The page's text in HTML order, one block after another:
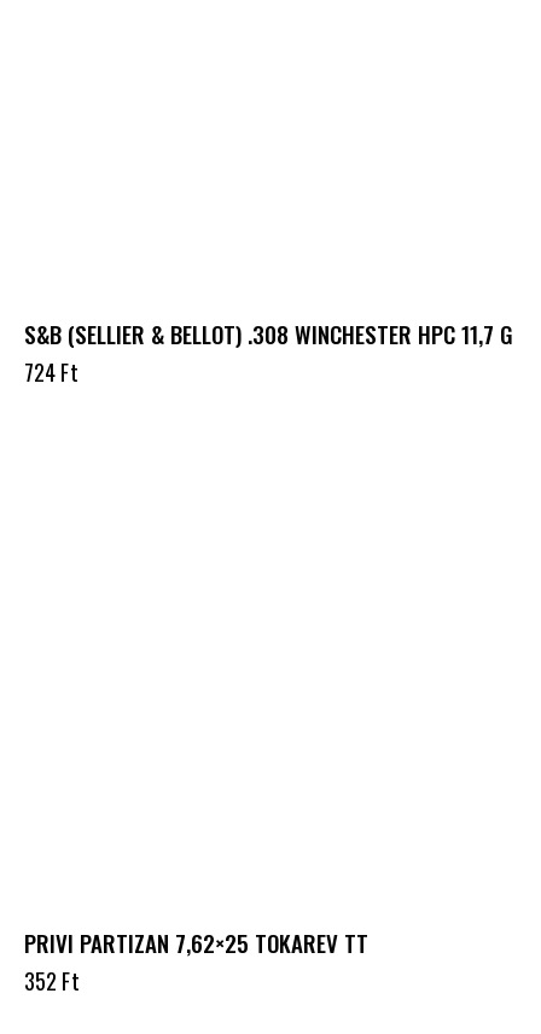
S&B (SELLIER & BELLOT) .308 WINCHESTER HPC 11,7 G
724Ft
PRIVI PARTIZAN 7,62×25 TOKAREV TT
352 Ft